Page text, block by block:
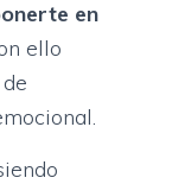
en
ello